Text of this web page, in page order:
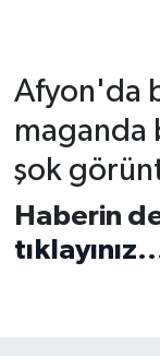
Afyon'da
maganda
şok
Haberin